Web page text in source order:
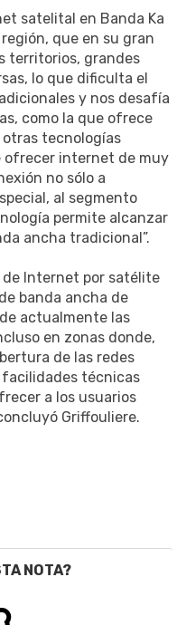
satelital en Banda Ka
que en su gran
territorios, grandes
lo que dificulta el
y nos desafía
como la que ofrece
otras tecnologías
ofrecer internet de muy
no sólo a
al segmento
permite alcanzar
ancha tradicional”.
de Internet por satélite
banda ancha de
actualmente las
en zonas donde,
de las redes
técnicas
a los usuarios
Griffouliere.
NOTA?